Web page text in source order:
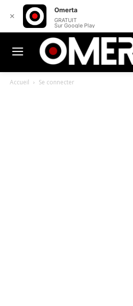
Accueil Se connecter
✕
Omerta
GRATUIT
Sur Google Play